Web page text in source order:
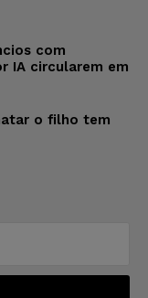
com
IA circularem em
o filho tem